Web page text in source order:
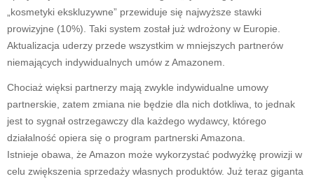
„kosmetyki ekskluzywne” przewiduje się najwyższe stawki
prowizyjne (10%). Taki system został już wdrożony w Europie.
Aktualizacja uderzy przede wszystkim w mniejszych partnerów
niemających indywidualnych umów z Amazonem.
Chociaż więksi partnerzy mają zwykle indywidualne umowy
partnerskie, zatem zmiana nie będzie dla nich dotkliwa, to jednak
jest to sygnał ostrzegawczy dla każdego wydawcy, którego
działalność opiera się o program partnerski Amazona.
Istnieje obawa, że Amazon może wykorzystać podwyżkę prowizji w
celu zwiększenia sprzedaży własnych produktów. Już teraz giganta